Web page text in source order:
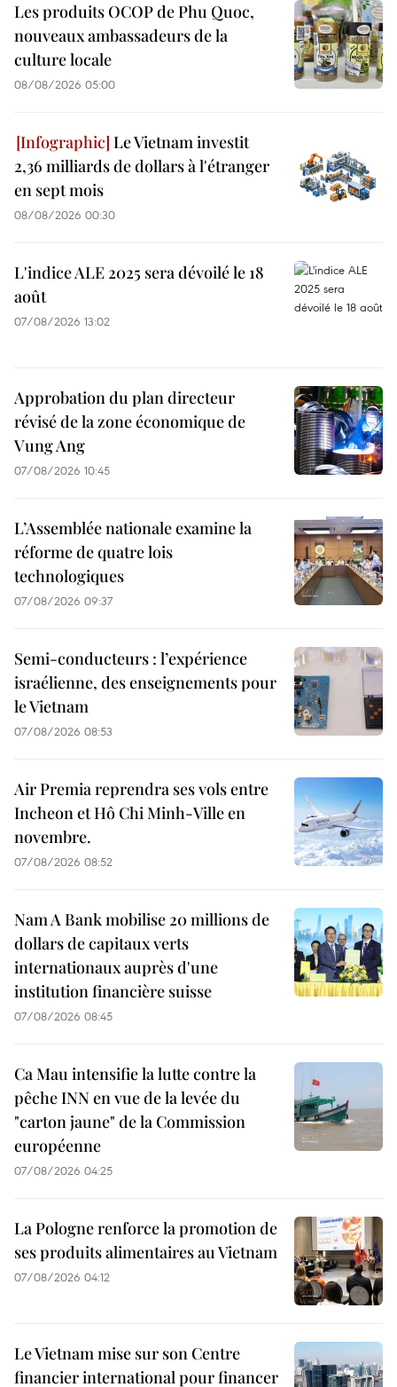
Les produits OCOP de Phu Quoc,
nouveaux ambassadeurs de la
culture locale
08/08/2026 05:00
Le Vietnam investit
2,36 milliards de dollars à l'étranger
en sept mois
08/08/2026 00:30
L'indice ALE 2025 sera dévoilé le 18
août
07/08/2026 13:02
Approbation du plan directeur
révisé de la zone économique de
Vung Ang
07/08/2026 10:45
L’Assemblée nationale examine la
réforme de quatre lois
technologiques
07/08/2026 09:37
Semi-conducteurs : l’expérience
israélienne, des enseignements pour
le Vietnam
07/08/2026 08:53
Air Premia reprendra ses vols entre
Incheon et Hô Chi Minh-Ville en
novembre.
07/08/2026 08:52
Nam A Bank mobilise 20 millions de
dollars de capitaux verts
internationaux auprès d'une
institution financière suisse
07/08/2026 08:45
Ca Mau intensifie la lutte contre la
pêche INN en vue de la levée du
"carton jaune" de la Commission
européenne
07/08/2026 04:25
La Pologne renforce la promotion de
ses produits alimentaires au Vietnam
07/08/2026 04:12
Le Vietnam mise sur son Centre
financier international pour financer